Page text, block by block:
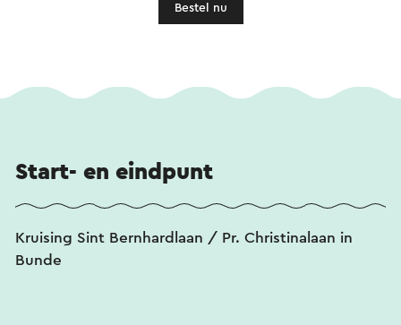
Bestel nu
Start- en eindpunt
Kruising Sint Bernhardlaan / Pr. Christinalaan in
Bunde